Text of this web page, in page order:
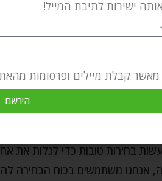
ומדוע? אם העבד הוא מקור
רוחנית? מדוע הוא מוכרח
ליצרים הבסיסיים שלנו, חיינו
להתקדש ולזכך את
נחת מזה. אבל כל זמן שאנחנו
לעליות ולירידות ולאתגרים
בחירות טובות כדי לגלות את
אנחנו משתמשים בכוח הבחירה
ישירות לתיבת המייל!
מאשר קבלת מיילים ופרסומות
הירשם